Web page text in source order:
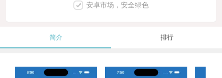
安卓市场，安全绿色
简介 排行